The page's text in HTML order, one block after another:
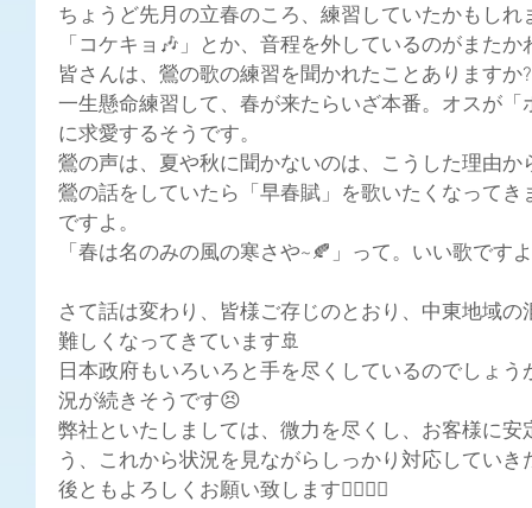
ちょうど先月の立春のころ、練習していたかもしれ
「コケキョ🎶」とか、音程を外しているのがまた
皆さんは、鶯の歌の練習を聞かれたことありますか
一生懸命練習して、春が来たらいざ本番。オスが
に求愛するそうです。
鶯の声は、夏や秋に聞かないのは、こうした理由か
鶯の話をしていたら「早春賦」を歌いたくなって
ですよ。
「春は名のみの風の寒さや~🍂」って。いい歌です
さて話は変わり、皆様ご存じのとおり、中東地域
難しくなってきています🚢
日本政府もいろいろと手を尽くしているのでしょ
況が続きそうです😣
弊社といたしましては、微力を尽くし、お客様に
う、これから状況を見ながらしっかり対応してい
後ともよろしくお願い致します🙇🏻‍♀️✨